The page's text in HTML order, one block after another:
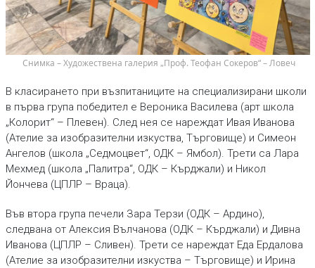
Снимка – Художествена галерия „Проф. Теофан Сокеров“ – Ловеч
В класирането при възпитаниците на специализирани школи
в първа група победител е Вероника Василева (арт школа
„Колорит“ – Плевен). След нея се нареждат Ивая Иванова
(Ателие за изобразителни изкуства, Търговище) и Симеон
Ангелов (школа „Седмоцвет“, ОДК – Ямбол). Трети са Лара
Мехмед (школа „Палитра“, ОДК – Кърджали) и Никол
Йончева (ЦПЛР – Враца).
Във втора група печели Зара Терзи (ОДК – Ардино),
следвана от Алексия Вълчанова (ОДК – Кърджали) и Дивна
Иванова (ЦПЛР – Сливен). Трети се нареждат Еда Ердалова
(Ателие за изобразителни изкуства – Търговище) и Ирина